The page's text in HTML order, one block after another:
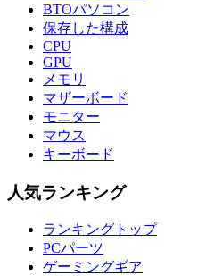
BTOパソコン
保存した構成
CPU
GPU
メモリ
マザーボード
モニター
マウス
キーボード
人気ランキング
ランキングトップ
PCパーツ
ゲーミングギア